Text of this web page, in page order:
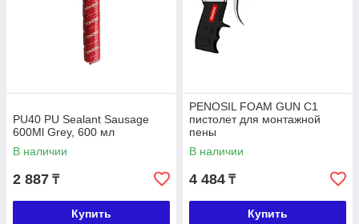
PU40 PU Sealant Sausage
600Ml Grey, 600 мл
В наличии
2 887 ₸
Купить
PENOSIL FOAM GUN C1
пистолет для монтажной
пены
В наличии
4 484 ₸
Купить